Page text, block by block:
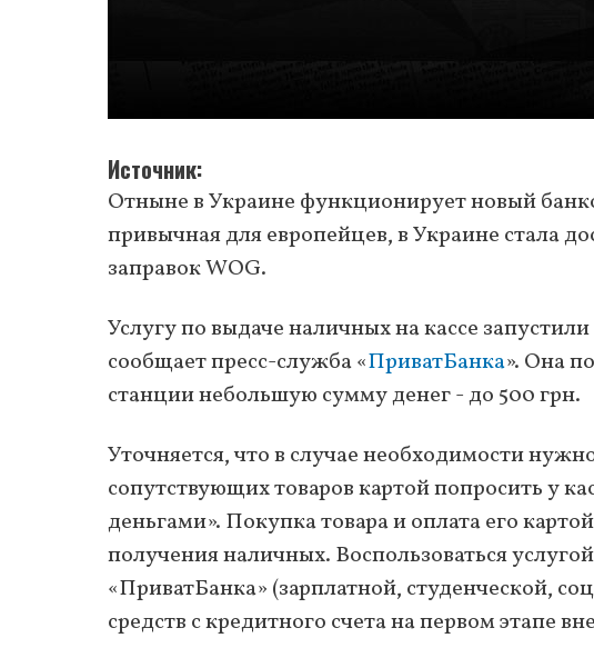
Источник
Отныне в Украине функционирует новый
привычная для европейцев, в Украине стала
заправок WOG.
Услугу по выдаче наличных на кассе
сообщает пресс-служба «ПриватБанка». Она
станции небольшую сумму денег - до 500 грн.
Уточняется, что в случае необходимости
сопутствующих товаров картой попросить у
деньгами». Покупка товара и оплата его
получения наличных. Воспользоваться
«ПриватБанка» (зарплатной, студенческой,
средств с кредитного счета на первом этапе